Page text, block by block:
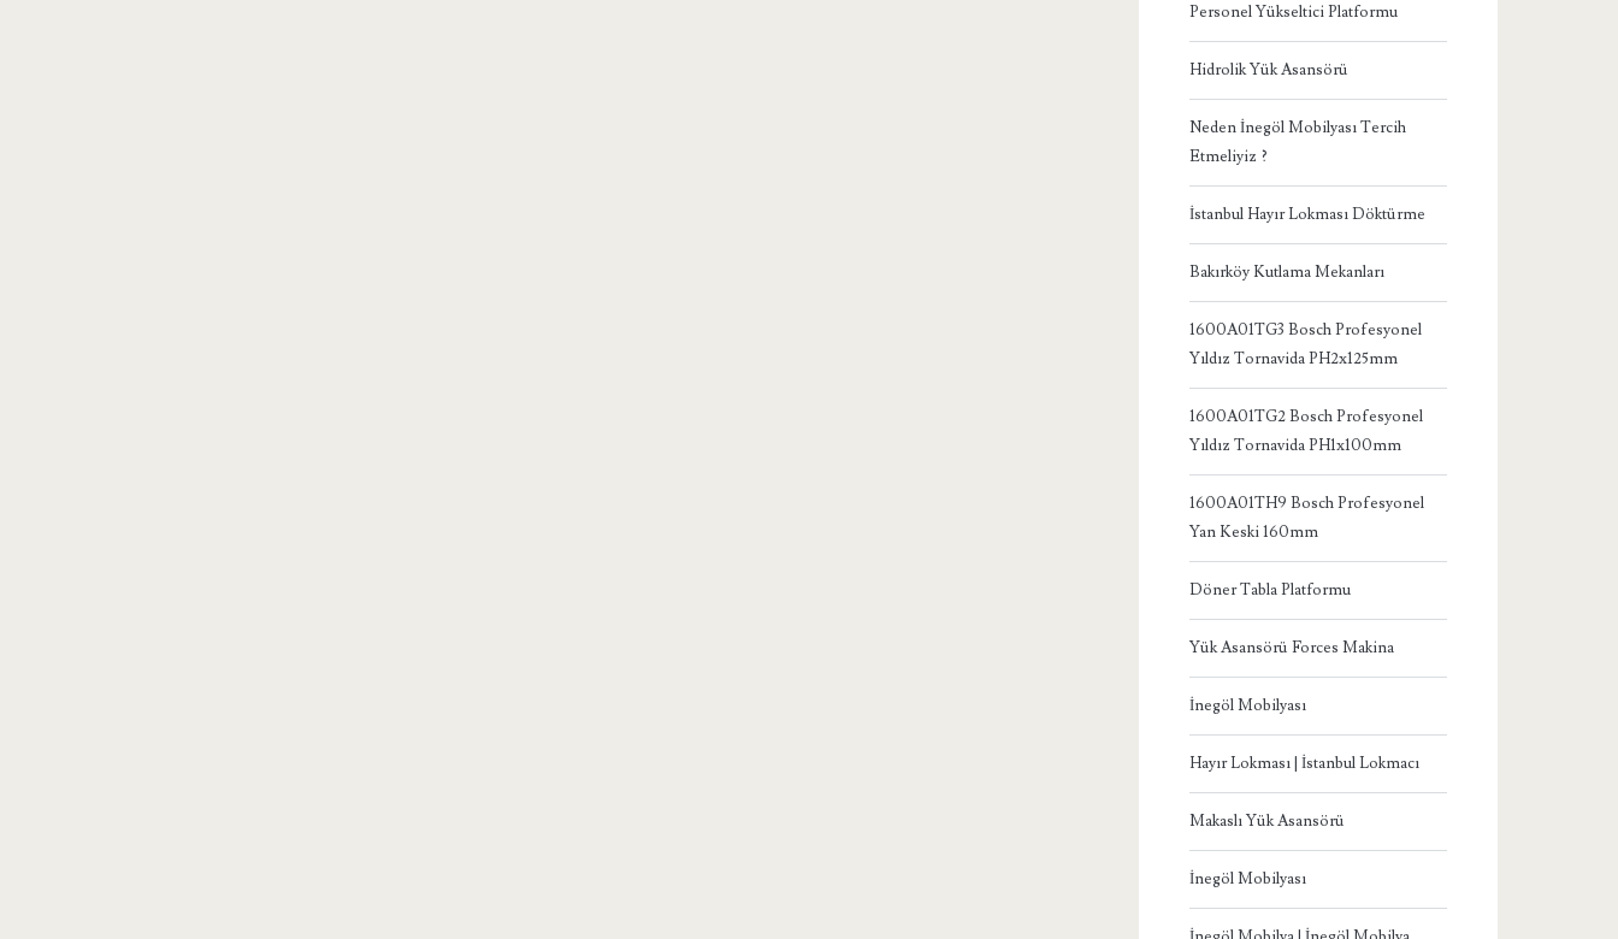
Personel Yükseltici Platformu
Hidrolik Yük Asansörü
Neden İnegöl Mobilyası Tercih
Etmeliyiz ?
İstanbul Hayır Lokması Döktürme
Bakırköy Kutlama Mekanları
1600A01TG3 Bosch Profesyonel
Yıldız Tornavida PH2x125mm
1600A01TG2 Bosch Profesyonel
Yıldız Tornavida PH1x100mm
1600A01TH9 Bosch Profesyonel
Yan Keski 160mm
Döner Tabla Platformu
Yük Asansörü Forces Makina
İnegöl Mobilyası
Hayır Lokması | İstanbul Lokmacı
Makaslı Yük Asansörü
İnegöl Mobilyası